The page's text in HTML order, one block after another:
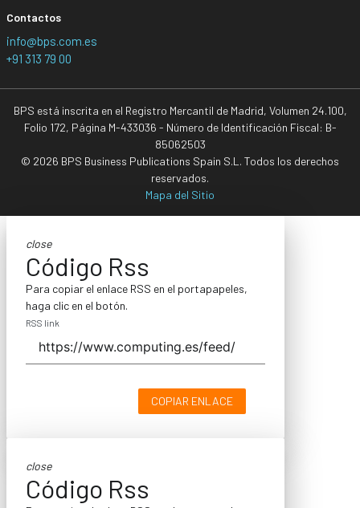
Contactos
info@bps.com.es
+91 313 79 00
BPS está inscrita en el Registro Mercantil de Madrid, Volumen 24.100,
Folio 172, Página M-433036 - Número de Identificación Fiscal: B-
85062503
© 2026 BPS Business Publications Spain S.L. Todos los derechos
reservados.
Mapa del Sitio
close
Código Rss
Para copiar el enlace RSS en el portapapeles,
haga clic en el botón.
RSS link
COPIAR ENLACE
close
Código Rss